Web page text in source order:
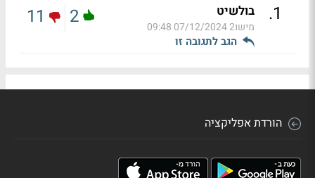
1
. בולשיט
מישו2 07/12/2024 09:48
הגב לתגובה זו
2
11
הורדת אפליקציה